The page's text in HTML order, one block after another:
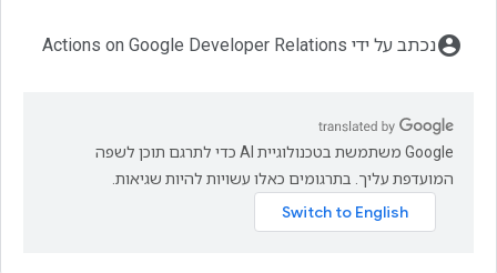
account_circleנכתב על ידי Actions on Google Developer Relations
‫Google משתמשת בטכנולוגיית AI כדי לתרגם תוכן לשפה
המועדפת עליך. בתרגומים כאלו עשויות להיות שגיאות.